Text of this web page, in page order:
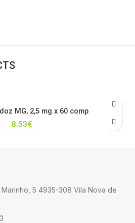
MG, 2,5 mg x 60 comp
8.53€
5 4935-308 Vila Nova de